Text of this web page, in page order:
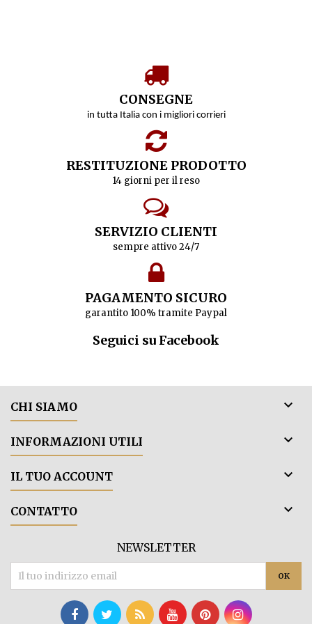
CONSEGNE
in tutta Italia con i migliori corrieri
RESTITUZIONE PRODOTTO
14 giorni per il reso
SERVIZIO CLIENTI
sempre attivo 24/7
PAGAMENTO SICURO
garantito 100% tramite Paypal
Seguici su Facebook
CHI SIAMO 
INFORMAZIONI UTILI 
IL TUO ACCOUNT 
CONTATTO 
NEWSLETTER